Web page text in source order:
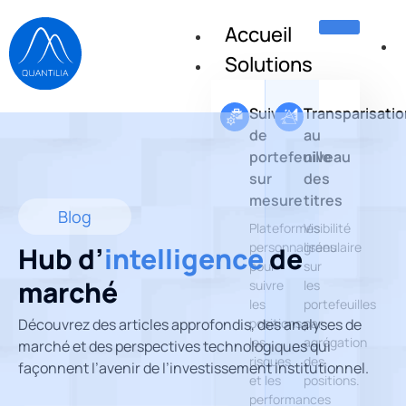
Accueil
Solutions
Suivi
de
portefeuille
sur
mesure
Plateformes
personnalisées
pour
suivre
les
positions,
les
risques
et les
performances
au
niveau
des
titres
Visibilité
granulaire
sur
les
portefeuilles
par
agrégation
des
positions.
Blog
Hub d’intelligencede
marché
Découvrez des articles approfondis, des analyses de
marché et des perspectives technologiques qui
façonnent l’avenir de l’investissement institutionnel.